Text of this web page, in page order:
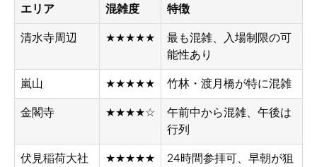
エリア 混雑度 特徴
清水寺周辺 ★★★★★
最も混雑、入場制限の可
能性あり
嵐山 ★★★★★ 竹林・渡月橋が特に混雑
金閣寺 ★★★★☆
午前中から混雑、午後は
行列
伏見稲荷大社 ★★★★★
24時間参拝可、早朝が狙